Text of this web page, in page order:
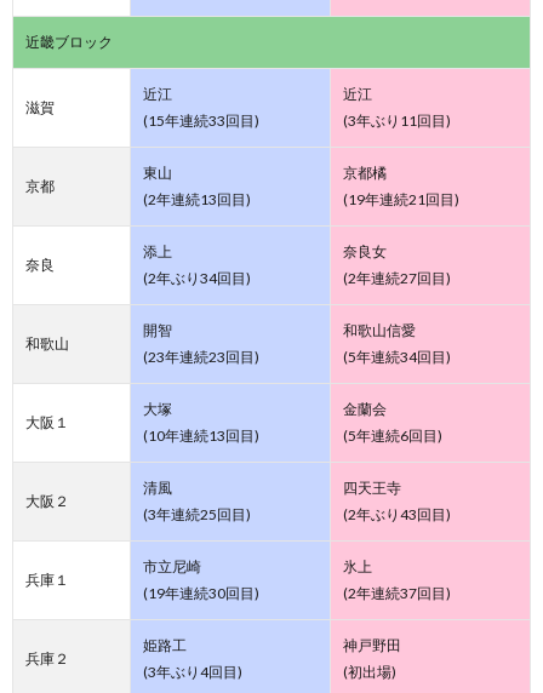
近畿ブロック
滋賀
近江
(15年連続33回目)
近江
(3年ぶり11回目)
京都
東山
(2年連続13回目)
京都橘
(19年連続21回目)
奈良
添上
(2年ぶり34回目)
奈良女
(2年連続27回目)
和歌山
開智
(23年連続23回目)
和歌山信愛
(5年連続34回目)
大阪１
大塚
(10年連続13回目)
金蘭会
(5年連続6回目)
大阪２
清風
(3年連続25回目)
四天王寺
(2年ぶり43回目)
兵庫１
市立尼崎
(19年連続30回目)
氷上
(2年連続37回目)
兵庫２
姫路工
(3年ぶり4回目)
神戸野田
(初出場)